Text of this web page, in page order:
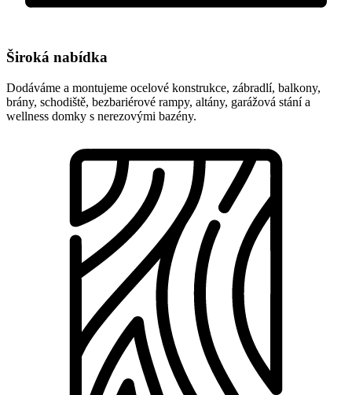
Široká nabídka
Dodáváme a montujeme ocelové konstrukce, zábradlí, balkony,
brány, schodiště, bezbariérové rampy, altány, garážová stání a
wellness domky s nerezovými bazény.